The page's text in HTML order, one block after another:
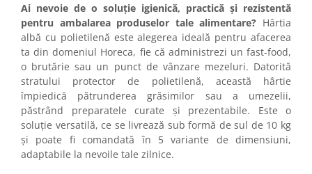
Ai nevoie de o soluție igienică, practică și rezistentă
pentru ambalarea produselor tale alimentare? Hârtia
albă cu polietilenă este alegerea ideală pentru afacerea
ta din domeniul Horeca, fie că administrezi un fast-food,
o brutărie sau un punct de vânzare mezeluri. Datorită
stratului protector de polietilenă, această hârtie
împiedică pătrunderea grăsimilor sau a umezelii,
păstrând preparatele curate și prezentabile. Este o
soluție versatilă, ce se livrează sub formă de sul de 10 kg
și poate fi comandată în 5 variante de dimensiuni,
adaptabile la nevoile tale zilnice.